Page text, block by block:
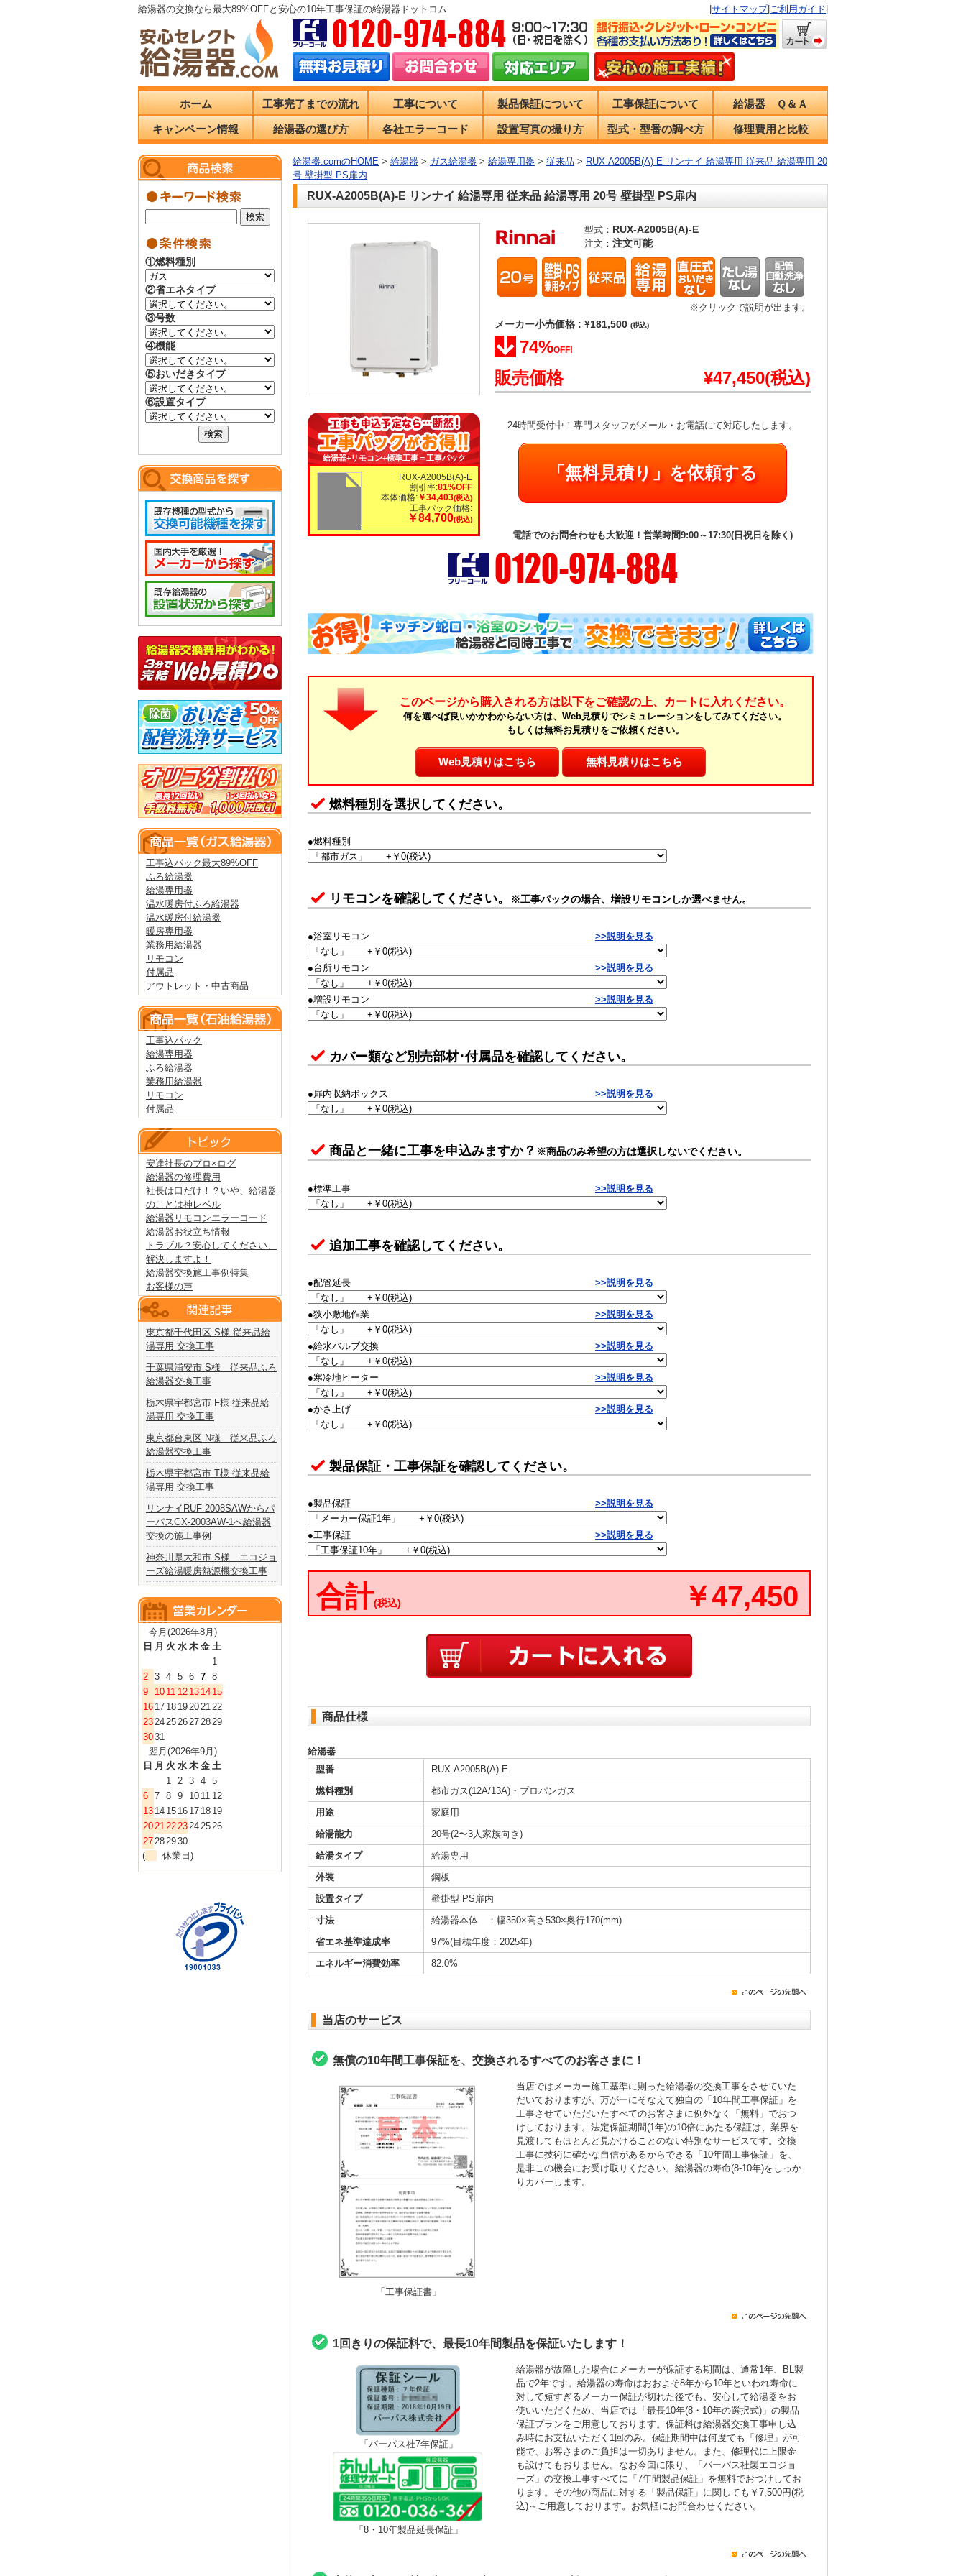
給湯器の交換なら最大89%OFFと安心の10年工事保証の給湯器ドットコム サイトマップ| ご利用ガイド
ホーム 工事完了までの流れ 工事について 製品保証について 工事保証について 給湯器 Ｑ＆Ａ
キャンペーン情報 給湯器の選び方 各社エラーコード 設置写真の撮り方 型式・型番の調べ方 修理費用と比較
給湯器.comのHOME > 給湯器 > ガス給湯器 > 給湯専用器 > 従来品 > RUX-A2005B(A)-E リンナイ 給湯専用 従来品 給湯専用 20
号 壁掛型 PS扉内
RUX-A2005B(A)-E リンナイ 給湯専用 従来品 給湯専用 20号 壁掛型 PS扉内
給湯器+リモコン+標準工事＝工事パック
RUX-A2005B(A)-E
割引率:81%OFF
本体価格: ￥34,403(税込)
工事パック価格:
￥84,700(税込)
型式： RUX-A2005B(A)-E
注文： 注文可能
※クリックで説明が出ます。
メーカー小売価格 : ¥181,500 (税込)
74%OFF!
販売価格 ¥47,450(税込)
24時間受付中！専門スタッフがメール・お電話にて対応したします。
「無料見積り」を依頼する
電話でのお問合わせも大歓迎！営業時間9:00～17:30(日祝日を除く)
このページから購入される方は以下をご確認の上、カートに入れください。
何を選べば良いかかわからない方は、Web見積りでシミュレーションをしてみてください。
もしくは無料お見積りをご依頼ください。
Web見積りはこちら 無料見積りはこちら
燃料種別を選択してください。
●燃料種別
リモコンを確認してください。 ※工事パックの場合、増設リモコンしか選べません。
●浴室リモコン >>説明を見る
●台所リモコン >>説明を見る
●増設リモコン >>説明を見る
カバー類など別売部材･付属品を確認してください。
●扉内収納ボックス >>説明を見る
商品と一緒に工事を申込みますか？ ※商品のみ希望の方は選択しないでください。
●標準工事 >>説明を見る
追加工事を確認してください。
●配管延長 >>説明を見る
●狭小敷地作業 >>説明を見る
●給水バルブ交換 >>説明を見る
●寒冷地ヒーター >>説明を見る
●かさ上げ >>説明を見る
製品保証・工事保証を確認してください。
●製品保証 >>説明を見る
●工事保証 >>説明を見る
合計(税込) ￥47,450
商品仕様
給湯器
型番
RUX-A2005B(A)-E
燃料種別
都市ガス(12A/13A)・プロパンガス
用途
家庭用
給湯能力
20号(2〜3人家族向き)
給湯タイプ
給湯専用
外装
鋼板
設置タイプ
壁掛型 PS扉内
寸法
給湯器本体 ：幅350×高さ530×奥行170(mm)
省エネ基準達成率
97%(目標年度：2025年)
エネルギー消費効率
82.0%
当店のサービス
無償の10年間工事保証を、交換されるすべてのお客さまに！
「工事保証書」
当店ではメーカー施工基準に則った給湯器の交換工事をさせていた
だいておりますが、万が一にそなえて独自の「10年間工事保証」を
工事させていただいたすべてのお客さまに例外なく「無料」でおつ
けしております。法定保証期間(1年)の10倍にあたる保証は、業界を
見渡してもほとんど見かけることのない特別なサービスです。交換
工事に技術に確かな自信があるからできる「10年間工事保証」を、
是非この機会にお受け取りください。給湯器の寿命(8-10年)をしっか
りカバーします。
1回きりの保証料で、最長10年間製品を保証いたします！
「パーパス社7年保証」
「8・10年製品延長保証」
給湯器が故障した場合にメーカーが保証する期間は、通常1年、BL製
品で2年です。給湯器の寿命はおおよそ8年から10年といわれ寿命に
対して短すぎるメーカー保証が切れた後でも、安心して給湯器をお
使いいただくため、当店では「最長10年(8・10年の選択式)」の製品
保証プランをご用意しております。保証料は給湯器交換工事申し込
み時にお支払いただく1回のみ。保証期間中は何度でも「修理」が可
能で、お客さまのご負担は一切ありません。また、修理代に上限金
も設けてもおりません。なお今回に限り、「パーパス社製エコジョ
ーズ」の交換工事すべてに「7年間製品保証」を無料でおつけしてお
ります。その他の商品に対する「製品保証」に関しても￥7,500円(税
込)～ご用意しております。お気軽にお問合わせください。
①燃料種別
②省エネタイプ
③号数
④機能
⑤おいだきタイプ
⑥設置タイプ
工事込パック最大89%OFF
ふろ給湯器
給湯専用器
温水暖房付ふろ給湯器
温水暖房付給湯器
暖房専用器
業務用給湯器
リモコン
付属品
アウトレット・中古商品
工事込パック
給湯専用器
ふろ給湯器
業務用給湯器
リモコン
付属品
安達社長のプロ×ログ
給湯器の修理費用
社長は口だけ！？いや、給湯器
のことは神レベル
給湯器リモコンエラーコード
給湯器お役立ち情報
トラブル？安心してください、
解決しますよ！
給湯器交換施工事例特集
お客様の声
東京都千代田区 S様 従来品給
湯専用 交換工事
千葉県浦安市 S様 従来品ふろ
給湯器交換工事
栃木県宇都宮市 F様 従来品給
湯専用 交換工事
東京都台東区 N様 従来品ふろ
給湯器交換工事
栃木県宇都宮市 T様 従来品給
湯専用 交換工事
リンナイRUF-2008SAWからパ
ーパスGX-2003AW-1へ給湯器
交換の施工事例
神奈川県大和市 S様 エコジョ
ーズ給湯暖房熱源機交換工事
今月(2026年8月)
日 月 火 水 木 金 土
1
2 3 4 5 6 7 8
9
10 11 12 13 14 15
16 17 18 19202122
23242526272829
3031
翌月(2026年9月)
日 月 火 水 木 金 土
1 2 3 4 5
6 7 8 9 10 11 12
13 14 15 16 17 18 19
20212223242526
27282930
(
休業日)